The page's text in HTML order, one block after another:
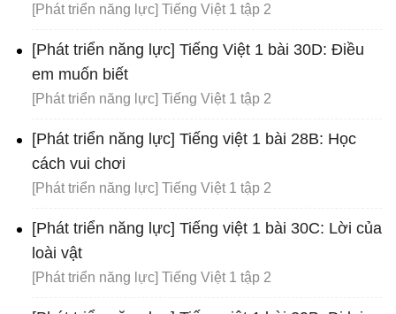
[Phát triển năng lực] Tiếng Việt 1 tập 2
[Phát triển năng lực] Tiếng Việt 1 bài 30D: Điều
em muốn biết
[Phát triển năng lực] Tiếng Việt 1 tập 2
[Phát triển năng lực] Tiếng việt 1 bài 28B: Học
cách vui chơi
[Phát triển năng lực] Tiếng Việt 1 tập 2
[Phát triển năng lực] Tiếng việt 1 bài 30C: Lời của
loài vật
[Phát triển năng lực] Tiếng Việt 1 tập 2